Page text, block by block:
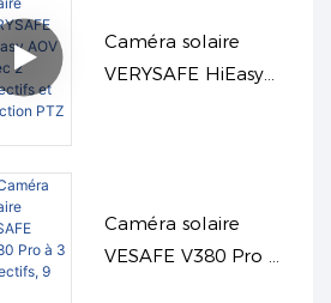
Caméra solaire
VERYSAFE HiEasy
Caméra solaire
VESAFE V380 Pro à